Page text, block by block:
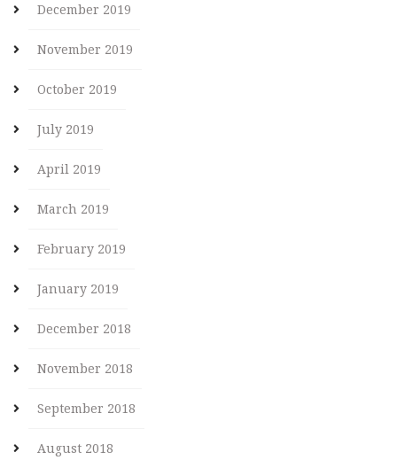
December 2019
November 2019
October 2019
July 2019
April 2019
March 2019
February 2019
January 2019
December 2018
November 2018
September 2018
August 2018